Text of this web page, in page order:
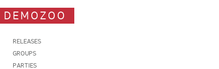
DEMOZOO
RELEASES
GROUPS
PARTIES